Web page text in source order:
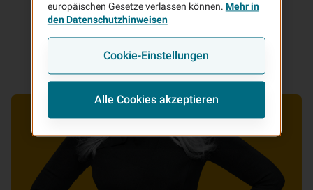
europäischen Gesetze verlassen können. Mehr in
den Datenschutzhinweisen
Cookie-Einstellungen
Alle Cookies akzeptieren